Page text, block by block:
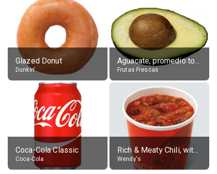
Glazed Donut
Dunkin'
Aguacate, promedio todos variedades, crudo
Frutas Frescas
Coca-Cola Classic
Coca-Cola
Rich & Meaty Chili, without toppings, large
Wendy's